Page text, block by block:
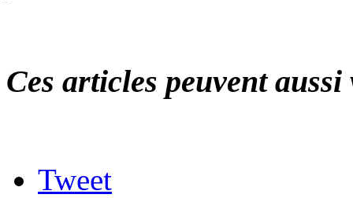
Ces articles peuvent
Tweet